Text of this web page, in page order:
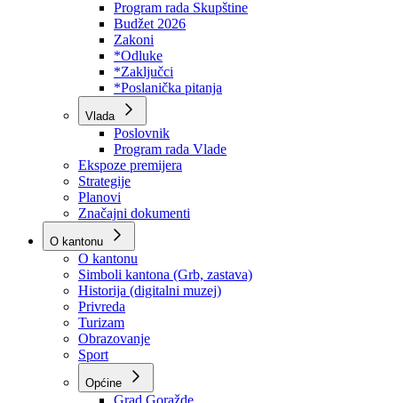
Skupština
Poslovnik
Program rada Skupštine
Budžet 2026
Zakoni
*Odluke
*Zaključci
*Poslanička pitanja
Vlada
Poslovnik
Program rada Vlade
Ekspoze premijera
Strategije
Planovi
Značajni dokumenti
O kantonu
O kantonu
Simboli kantona (Grb, zastava)
Historija (digitalni muzej)
Privreda
Turizam
Obrazovanje